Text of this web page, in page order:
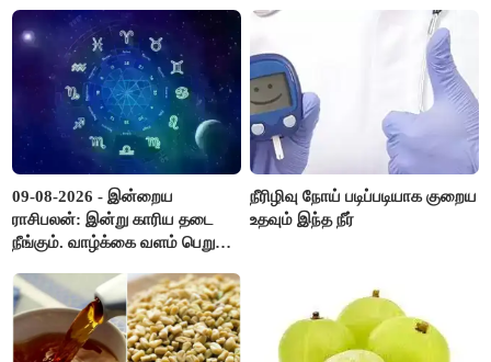
09-08-2026 - இன்றைய
ராசிபலன்: இன்று காரிய தடை
நீங்கும். வாழ்க்கை வளம் பெறும்.
எடைபோடுவது நல்லது..!
நீரிழிவு நோய் படிப்படியாக குறைய
உதவும் இந்த நீர்